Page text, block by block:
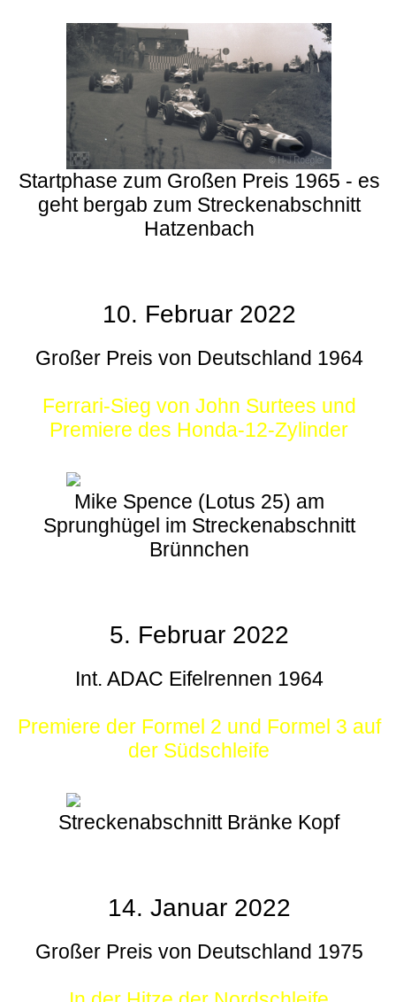
Startphase zum Großen Preis 1965 - es
geht bergab zum Streckenabschnitt
Hatzenbach
10. Februar 2022
Großer Preis von Deutschland 1964
Ferrari-Sieg von John Surtees und
Premiere des Honda-12-Zylinder
Mike Spence (Lotus 25) am
Sprunghügel im Streckenabschnitt
Brünnchen
5. Februar 2022
Int. ADAC Eifelrennen 1964
Premiere der Formel 2 und Formel 3 auf
der Südschleife
Streckenabschnitt Bränke Kopf
14. Januar 2022
Großer Preis von Deutschland 1975